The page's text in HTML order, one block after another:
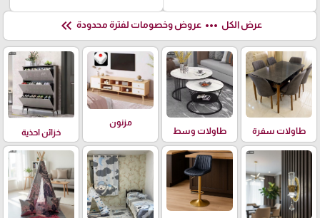
عرض الكل more_horiz عروض وخصومات لفترة محدودة keyboard_double_arrow_left
طاولات سفرة طاولات وسط
مزنون
خزائن احذية